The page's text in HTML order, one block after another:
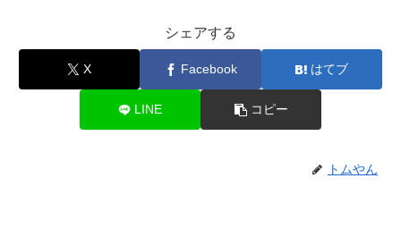
シェアする
X Facebook はてブ
LINE コピー
トムやん